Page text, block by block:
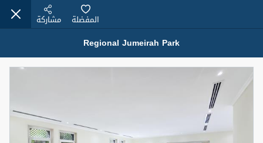
عقارات للإيجار (13750)
Modern Renovated Unit Near Marina Metro Station
للإيجار 95,000 درهم
Regional Jumeirah Park
المفضلة مشاركة